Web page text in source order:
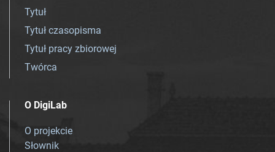
Tytuł
Tytuł czasopisma
Tytuł pracy zbiorowej
Twórca
O DigiLab
O projekcie
Słownik